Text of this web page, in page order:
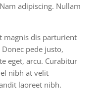
adipiscing. Nullam
magnis dis parturient
pede justo,
eget, arcu. Curabitur
nibh at velit
laoreet nibh.